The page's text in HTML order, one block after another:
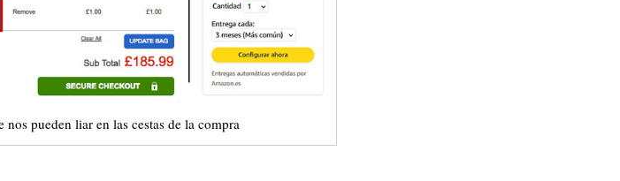
pueden liar en las cestas de la compra